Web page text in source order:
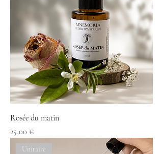
Rosée du matin
Prix
25,00 €
Unitaire